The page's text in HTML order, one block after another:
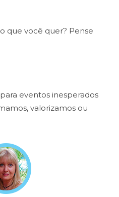
que você quer? Pense
eventos inesperados
valorizamos ou